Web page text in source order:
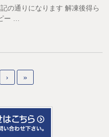
の通りになります 解凍後得ら
ー …
› »